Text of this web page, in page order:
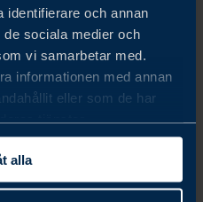
identifierare och annan
sociala medier och
vi samarbetar med.
informationen med annan
eller som de har
tjänster.
alla